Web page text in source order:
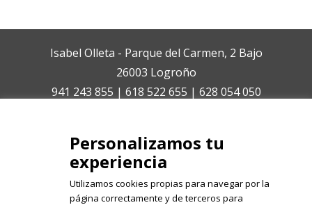
Isabel Olleta - Parque del Carmen, 2 Bajo
26003 Logroño
941 243 855 | 618 522 655 | 628 054 050
Personalizamos tu
experiencia
Utilizamos cookies propias para navegar por la
página correctamente y de terceros para